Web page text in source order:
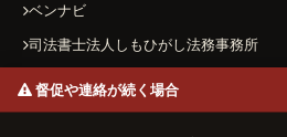
ベンナビ
司法書士法人しもひがし法務事務所
督促や連絡が続く場合